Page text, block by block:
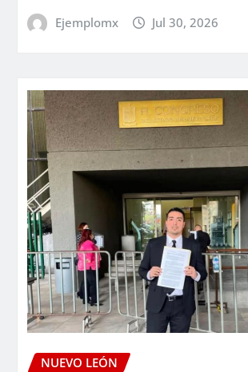
Ejemplomx Jul 30, 2026
NUEVO LEÓN